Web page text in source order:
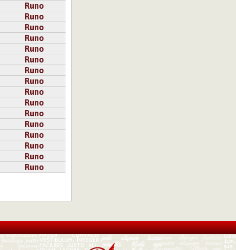
Runo
Runo
Runo
Runo
Runo
Runo
Runo
Runo
Runo
Runo
Runo
Runo
Runo
Runo
Runo
Runo